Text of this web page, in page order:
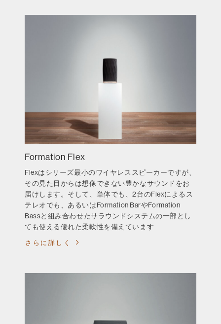
Formation Flex
Flexはシリーズ最小のワイヤレススピーカーですが、
その見た目からは想像できない豊かなサウンドをお
届けします。そして、単体でも、2台のFlexによるス
テレオでも、あるいはFormation BarやFormation
Bassと組み合わせたサラウンドシステムの一部とし
ても使える優れた柔軟性を備えています
さらに詳しく